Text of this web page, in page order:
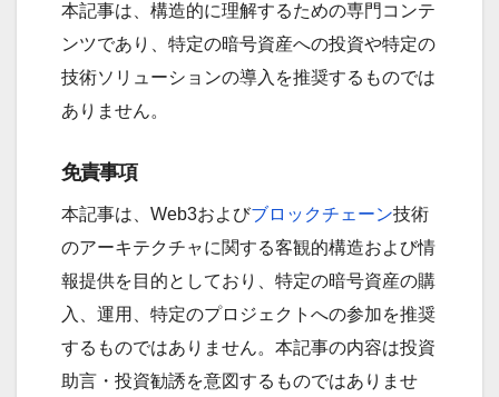
本記事は、構造的に理解するための専門コンテ
ンツであり、特定の暗号資産への投資や特定の
技術ソリューションの導入を推奨するものでは
ありません。
免責事項
本記事は、Web3およびブロックチェーン技術
のアーキテクチャに関する客観的構造および情
報提供を目的としており、特定の暗号資産の購
入、運用、特定のプロジェクトへの参加を推奨
するものではありません。本記事の内容は投資
助言・投資勧誘を意図するものではありませ